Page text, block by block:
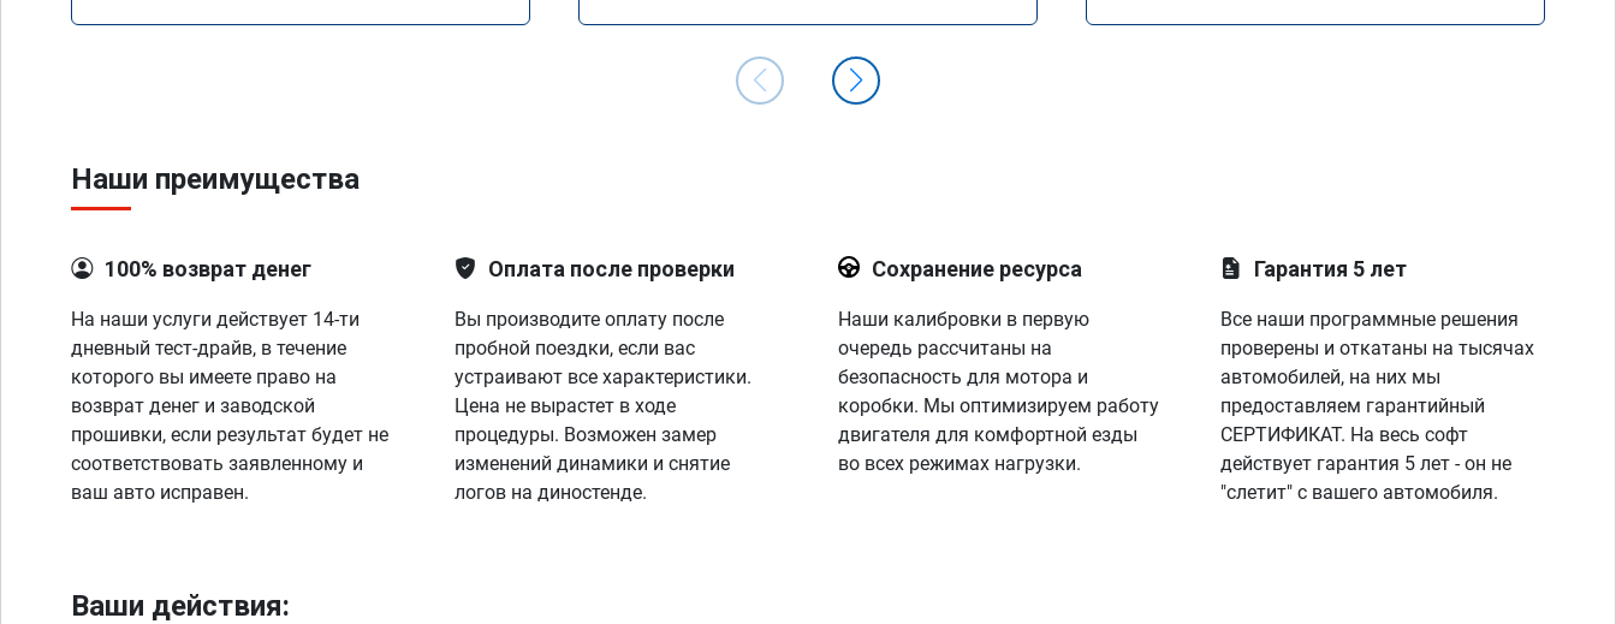
Наши преимущества
100% возврат денег
На наши услуги действует 14-ти
дневный тест-драйв, в течение
которого вы имеете право на
возврат денег и заводской
прошивки, если результат будет не
соответствовать заявленному и
ваш авто исправен.
Оплата после проверки
Вы производите оплату после
пробной поездки, если вас
устраивают все характеристики.
Цена не вырастет в ходе
процедуры. Возможен замер
изменений динамики и снятие
логов на диностенде.
Сохранение ресурса
Наши калибровки в первую
очередь рассчитаны на
безопасность для мотора и
коробки. Мы оптимизируем работу
двигателя для комфортной езды
во всех режимах нагрузки.
Гарантия 5 лет
Все наши программные решения
проверены и откатаны на тысячах
автомобилей, на них мы
предоставляем гарантийный
СЕРТИФИКАТ. На весь софт
действует гарантия 5 лет - он не
"слетит" с вашего автомобиля.
Ваши действия: